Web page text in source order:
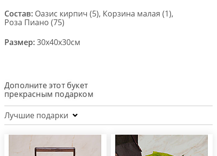
Состав: Оазис кирпич (5), Корзина малая (1),
Роза Пиано (75)
Размер:30x40x30см
Дополните этот букет
прекрасным подарком
Лучшие подарки